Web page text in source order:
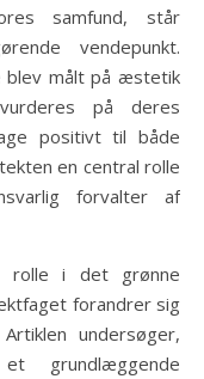
samfund, står
vendepunkt.
blev målt på æstetik
på deres
positivt til både
en central rolle
forvalter af
rolle i det grønne
forandrer sig
undersøger,
grundlæggende